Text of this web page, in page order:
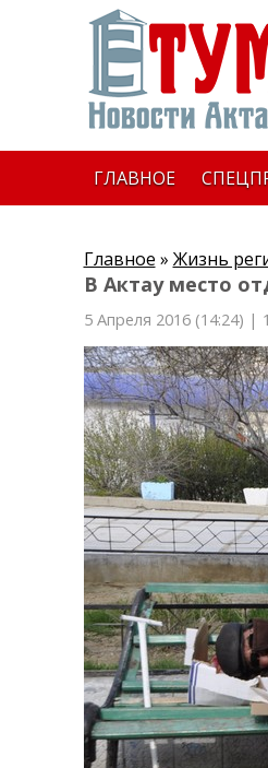
ГЛАВНОЕ
Главное » Жизнь
В Актау место
5 Апреля 2016 (14:24) |